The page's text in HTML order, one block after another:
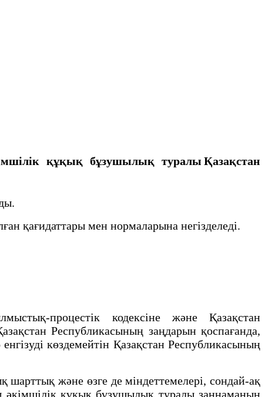
құқық бұзушылық туралы Қазақстан
қағидаттары мен нормаларына негiзделедi.
процестік кодексіне және Қазақстан
Республикасының заңдарын қоспағанда,
көздемейтін Қазақстан Республикасының
және өзге де міндеттемелері, сондай-ақ
құқық бұзушылық туралы заңнаманың